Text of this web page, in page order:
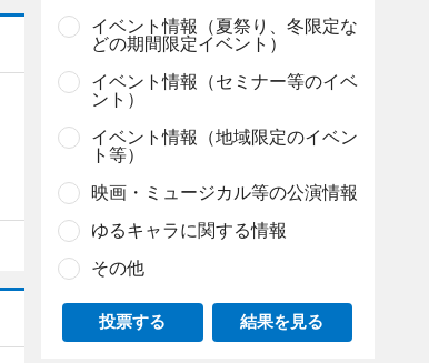
イベント情報（夏祭り、冬限定な
どの期間限定イベント）
イベント情報（セミナー等のイベ
ント）
イベント情報（地域限定のイベン
ト等）
映画・ミュージカル等の公演情報
ゆるキャラに関する情報
その他
投票する 結果を見る